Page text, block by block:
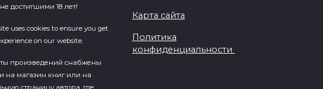
достигшими 18 лет!
uses cookies to ensure you get
on our website.
произведений cнабжены
на магазин книг или на
Карта сайта
Политика
конфиденциальности